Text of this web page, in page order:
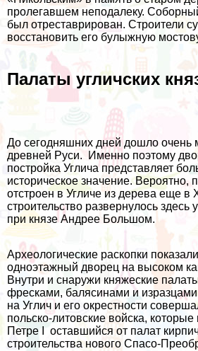
пролегавшем неподалеку.
был отреставрирован. Строители
восстановить его булыжную
Палаты угличских
До сегодняшних дней дошло очень
древней Руси. Именно поэтому
постройка Углича представляет
историческое значение.
отстроен в Угличе из дерева еще в
строительство развернулось здесь
при князе Андрее Большом.
Археологические раскопки
одноэтажный дворец на высоком
Внутри и снаружи княжеские
фресками, балясинами и
на Углич и его окрестности
польско-литовские войска,
Петре I оставшийся от палат
строительства нового Спасо-